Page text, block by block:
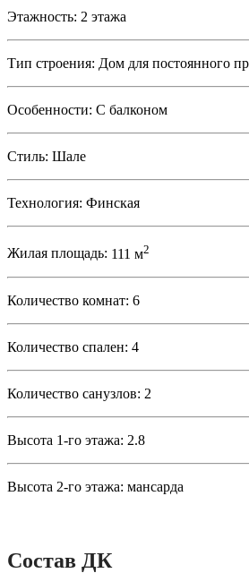
Этажность: 2 этажа
Тип строения: Дом для постоянного
Особенности: С балконом
Стиль: Шале
Технология: Финская
Жилая площадь: 111 м2
Количество комнат: 6
Количество спален: 4
Количество санузлов: 2
Высота 1-го этажа: 2.8
Высота 2-го этажа: мансарда
Состав ДК